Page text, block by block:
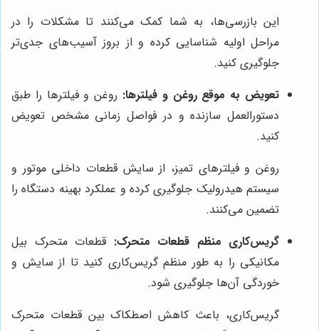
این بازرسی‌ها، به شما کمک می‌کنند تا مشکلات را در
مراحل اولیه شناسایی کرده و از بروز آسیب‌های جدی‌تر
جلوگیری کنید.
تعویض به موقع روغن و فیلترها: روغن و فیلترها را طبق
دستورالعمل سازنده و در فواصل زمانی مشخص تعویض
کنید.
روغن و فیلترهای تمیز، از سایش قطعات داخلی موتور و
سیستم هیدرولیک جلوگیری کرده و عملکرد بهینه دستگاه را
تضمین می‌کنند.
گریس‌کاری منظم قطعات متحرک: قطعات متحرک بیل
مکانیکی را به طور منظم گریس‌کاری کنید تا از سایش و
خوردگی آن‌ها جلوگیری شود.
گریس‌کاری، باعث کاهش اصطکاک بین قطعات متحرک